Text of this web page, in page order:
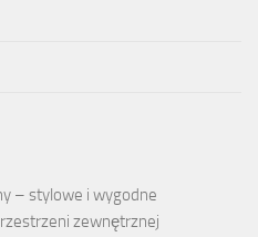
– stylowe i wygodne
zewnętrznej